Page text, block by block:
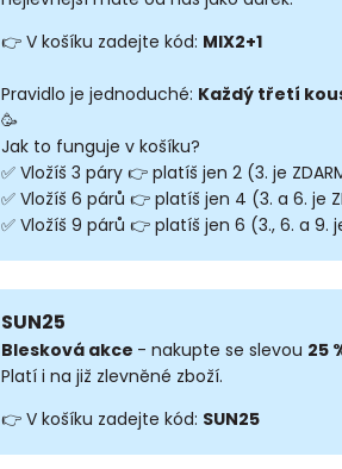
👉 V košíku zadejte kód: MIX2+1
Pravidlo je jednoduché: Každý třetí
🥳
Jak to funguje v košíku?
✅ Vložíš 3 páry 👉 platíš jen 2 (3. je
✅ Vložíš 6 párů 👉 platíš jen 4 (3. a 6. je
✅ Vložíš 9 párů 👉 platíš jen 6 (3., 6. a 9.
SUN25
Blesková akce - nakupte se slevou 25
Platí i na již zlevněné zboží.
👉 V košíku zadejte kód: SUN25